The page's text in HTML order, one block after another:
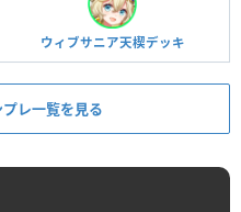
ウィブサニア天楔デッキ
レ一覧を見る